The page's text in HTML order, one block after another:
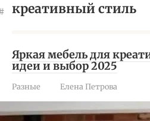
креативный стиль
Яркая мебель для
идеи и выбор 2025
Разные Елена Петрова